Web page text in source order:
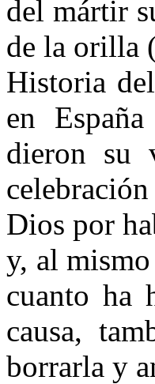
del mártir
de la orilla
Historia
en
dieron su
Dios por
y, al
cuanto ha
causa,
borrarla y